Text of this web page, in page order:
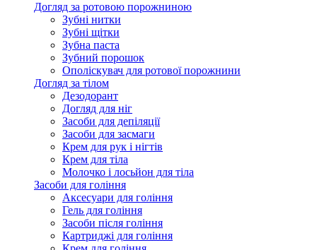
Догляд за ротовою порожниною
Зубні нитки
Зубні щітки
Зубна паста
Зубний порошок
Ополіскувач для ротової порожнини
Догляд за тілом
Дезодорант
Догляд для ніг
Засоби для депіляції
Засоби для засмаги
Крем для рук і нігтів
Крем для тіла
Молочко і лосьйон для тіла
Засоби для гоління
Аксесуари для гоління
Гель для гоління
Засоби після гоління
Картриджі для гоління